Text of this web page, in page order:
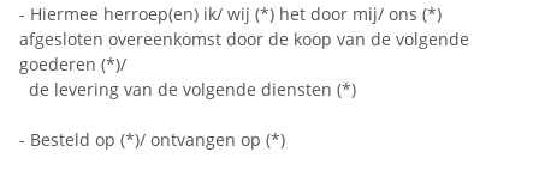
- Hiermee herroep(en) ik/ wij (*) het door mij/ ons (*)
afgesloten overeenkomst door de koop van de volgende
goederen (*)/
de levering van de volgende diensten (*)
- Besteld op (*)/ ontvangen op (*)